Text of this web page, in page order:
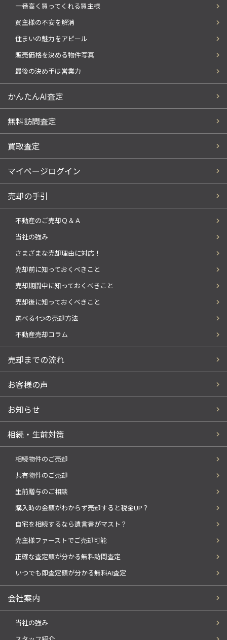
一番高く買ってくれる買主様
買主様の不安を解消
住まいの魅力をアピール
販売価格を決める物件写真
最後の決め手は営業力
かんたんAI査定
無料訪問査定
買取査定
マイページログイン
売却の手引
不動産のご売却Ｑ＆Ａ
当社の強み
さまざまな売却理由に対応！
売却前に知っておくべきこと
売却期間中に知っておくべきこと
売却後に知っておくべきこと
選べる4つの売却方法
不動産売却コラム
売却までの流れ
お客様の声
お知らせ
相続・生前対策
相続物件のご売却
共有物件のご売却
生前贈与のご相談
購入時の金額がわからず売却すると税金UP？
自宅を相続するなら遺言書がマスト？
売主様ファーストでご売却可能
正確な査定額が分かる無料訪問査定
いつでも即査定額が分かる無料AI査定
会社案内
当社の強み